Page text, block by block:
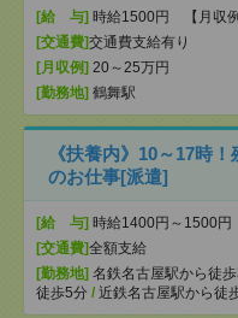
[給 与] 時給1500円 【月収
[交通費]交通費支給有り
[月収例] 20～25万円
[勤務地] 鶴舞駅
《扶養内》10～17時
のお仕事[派遣]
[給 与] 時給1400円～1500円
[交通費]全額支給
[勤務地] 名鉄名古屋駅から徒
徒歩5分 / 近鉄名古屋駅から徒